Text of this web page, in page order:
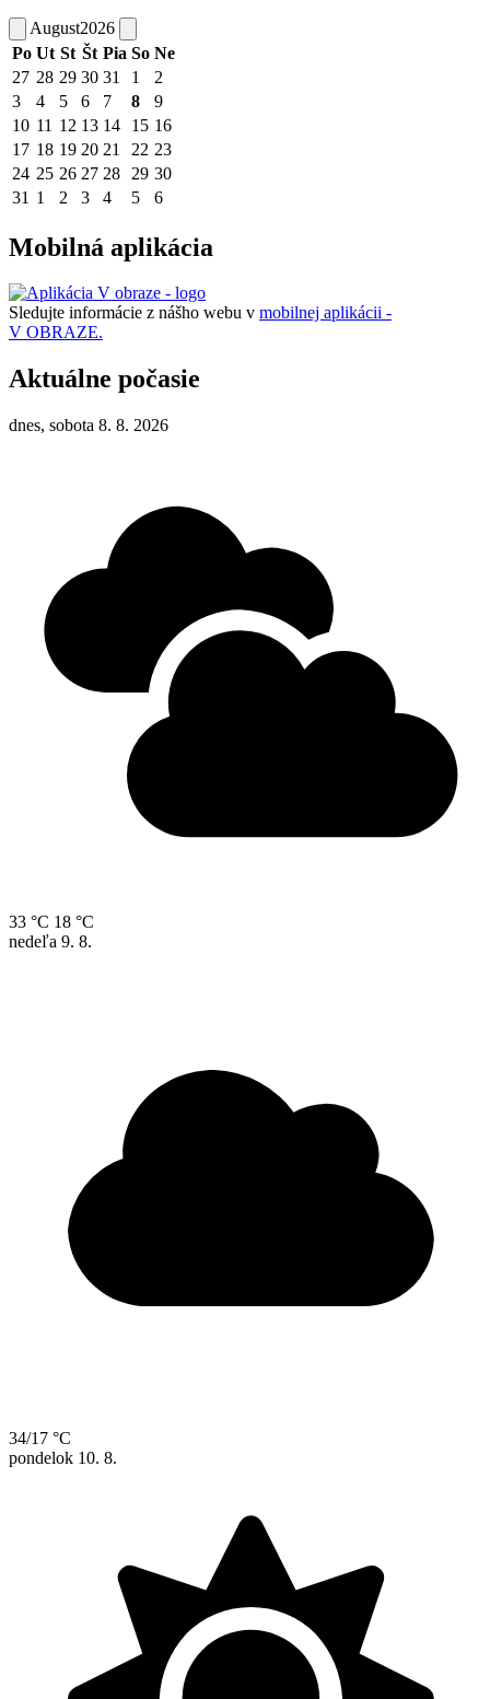
August2026
Po Ut St Št Pia So Ne
27 28 29 30 31 1
2
3
4 5 6 7 8
9
10 11 12 13 14 15 16
17 18 19 20 21 22 23
24 25 26 27 28 29 30
31 1 2 3 4 5 6
Mobilná aplikácia
Sledujte informácie z nášho webu v mobilnej aplikácii -
V OBRAZE.
Aktuálne počasie
dnes, sobota 8. 8. 2026
33 °C 18 °C
nedeľa 9. 8.
34/17 °C
pondelok 10. 8.